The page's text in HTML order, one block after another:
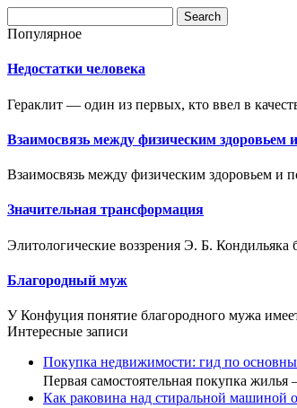
Популярное
Недостатки человека
Гераклит — один из первых, кто ввел в
Взаимосвязь между физическим здоровьем
Взаимосвязь между физическим здоровьем и
Значительная трансформация
Элитологические воззрения Э. Б.
Благородный муж
У Конфуция понятие благородного мужа
Интересные записи
Покупка недвижимости: гид по
Первая самостоятельная покупка
Как раковина над стиральной машиной